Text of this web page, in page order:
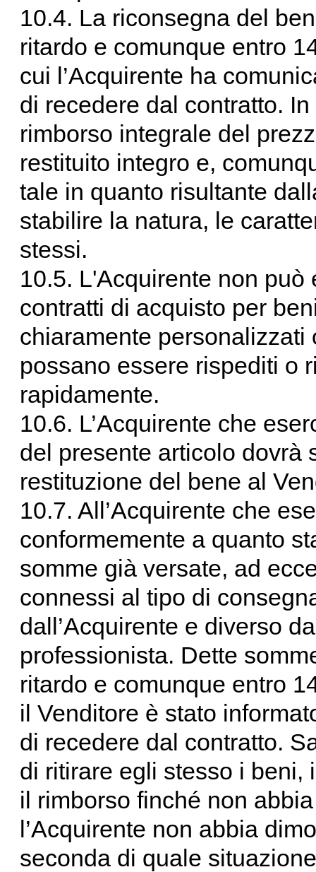
10.4. La riconsegna del
ritardo e comunque entro
cui l’Acquirente ha
di recedere dal contratto.
rimborso integrale del
restituito integro e,
tale in quanto risultante
stabilire la natura, le
stessi.
10.5. L'Acquirente non
contratti di acquisto per
chiaramente
possano essere rispediti o
rapidamente.
10.6. L’Acquirente che
del presente articolo dovrà
restituzione del bene al
10.7. All’Acquirente che
conformemente a quanto
somme già versate, ad
connessi al tipo di
dall’Acquirente e diverso
professionista. Dette
ritardo e comunque entro
il Venditore è stato
di recedere dal contratto.
di ritirare egli stesso i beni,
il rimborso finché non
l’Acquirente non abbia
seconda di quale